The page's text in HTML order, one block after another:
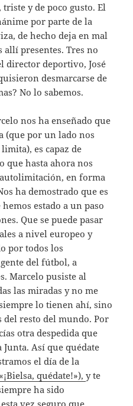
y de poco gusto. El
por parte de la
de hecho deja en mal
presentes. Tres no
director deportivo, José
desmarcarse de
No lo sabemos.
nos ha enseñado que
(que por un lado nos
es capaz de
que hasta ahora nos
en forma
ha demostrado que es
estado a un paso
Que se puede pasar
a nivel europeo y
por todos los
del fútbol, a
Marcelo pusiste al
las miradas y no me
lo tienen ahí, sino
del resto del mundo. Por
otra despedida que
Así que quédate
el día de la
quédate!»),y te
ha sido